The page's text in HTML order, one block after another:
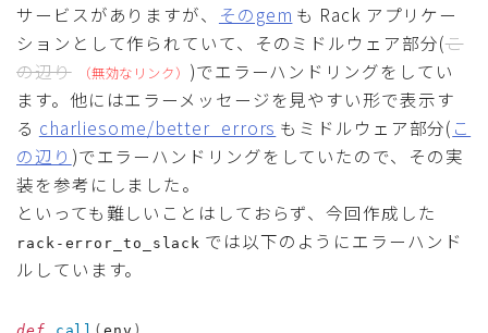
サービスがありますが、 そのgem も Rack アプリケー
ションとして作られていて、そのミドルウェア部分(こ
の辺り
)でエラーハンドリングをしてい
ます。他にはエラーメッセージを見やすい形で表示す
る charliesome/better_errors もミドルウェア部分( こ
の辺り )でエラーハンドリングをしていたので、その実
装を参考にしました。
といっても難しいことはしておらず、今回作成した
rack-error_to_slack では以下のようにエラーハンド
ルしています。